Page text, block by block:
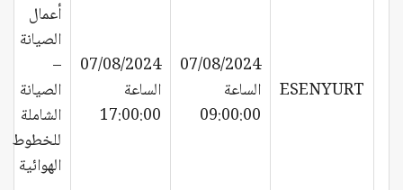
ESENYURT
07/08/2024
الساعة
09:00:00
07/08/2024
الساعة
17:00:00
أعمال
الصيانة
–
الصيانة
الشاملة
للخطوط
الهوائية